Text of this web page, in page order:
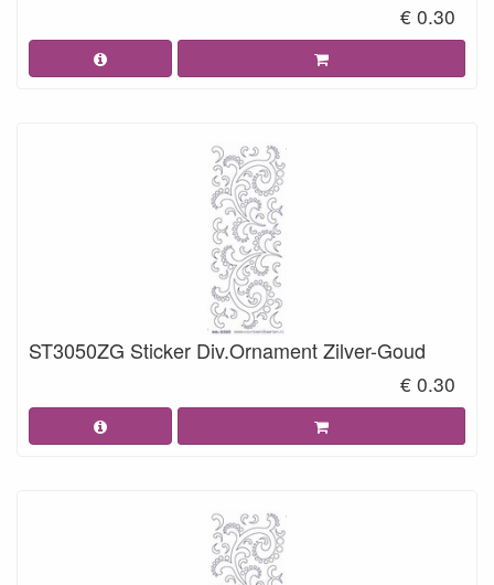
€ 0.30
ST3050ZG Sticker Div.Ornament Zilver-Goud
€ 0.30